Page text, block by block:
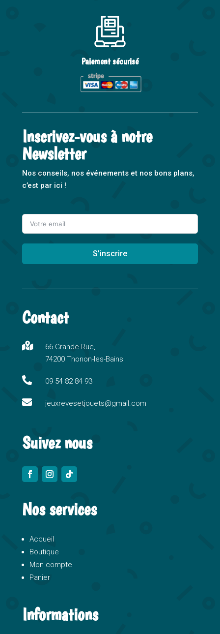
Paiement sécurisé
Inscrivez-vous à notre
Newsletter
Nos conseils, nos événements et nos bons plans,
c’est par ici !
S'inscrire
e
n
i
e
Contact

66 Grande Rue,
74200 Thonon-les-Bains
 09 54 82 84 93
 jeuxrevesetjouets@gmail.com
Suivez nous
Nos services
Accueil
Boutique
Mon compte
Panier
Informations